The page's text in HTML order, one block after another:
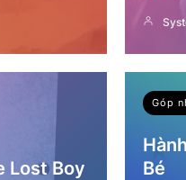
Lost Boy
Góp
Bé